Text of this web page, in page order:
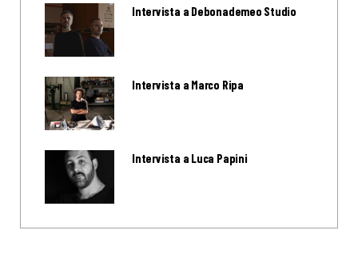
Intervista a Debonademeo Studio
Intervista a Marco Ripa
Intervista a Luca Papini